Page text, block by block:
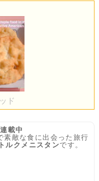
ド
載中
素敵な食に出会った旅行
トルクメニスタンです。